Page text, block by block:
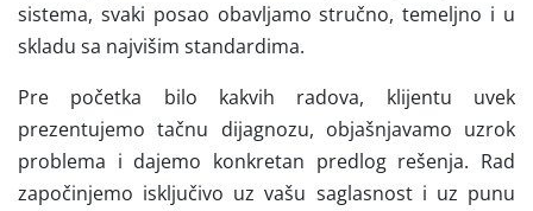
sistema, svaki posao obavljamo stručno, temeljno i u
skladu sa najvišim standardima.
Pre početka bilo kakvih radova, klijentu uvek
prezentujemo tačnu dijagnozu, objašnjavamo uzrok
problema i dajemo konkretan predlog rešenja. Rad
započinjemo isključivo uz vašu saglasnost i uz punu